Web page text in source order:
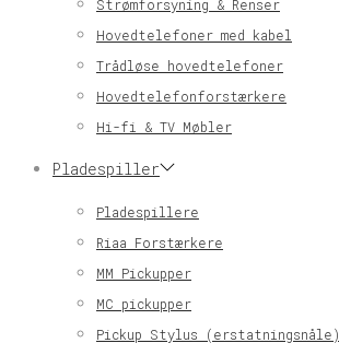
Strømforsyning & Renser
Hovedtelefoner med kabel
Trådløse hovedtelefoner
Hovedtelefonforstærkere
Hi-fi & TV Møbler
Pladespiller
Pladespillere
Riaa Forstærkere
MM Pickupper
MC pickupper
Pickup Stylus (erstatningsnåle)